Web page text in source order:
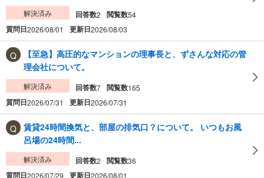
解決済み 回答数2 閲覧数54
質問日2026/08/01 更新日2026/08/03
【至急】高圧的なマンションの理事長と、ずさんな対応の管
理会社について。
解決済み 回答数7 閲覧数165
質問日2026/07/31 更新日2026/07/31
賃貸24時間換気と、部屋の排気口？について。 いつもお風
呂場の24時間...
解決済み 回答数2 閲覧数36
質問日2026/07/29 更新日2026/08/01